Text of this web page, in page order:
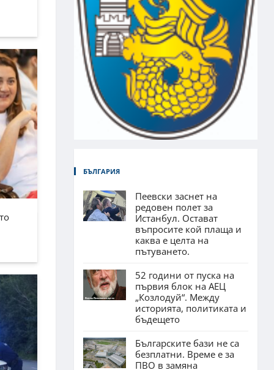
БЪЛГАРИЯ
Пеевски заснет на
редовен полет за
Истанбул. Остават
въпросите кой плаща и
каква е целта на
пътуването.
52 години от пуска на
първия блок на АЕЦ
„Козлодуй“. Между
историята, политиката и
бъдещето
Българските бази не са
безплатни. Време е за
ПВО в замяна